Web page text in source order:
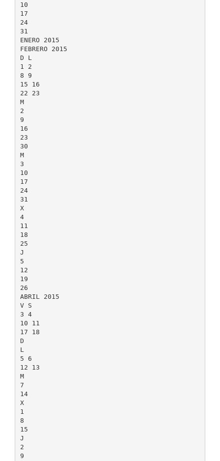
10
17
24
31
ENERO 2015
FEBRERO 2015
D L
1 2
8 9
15 16
22 23
M
2
9
16
23
30
M
3
10
17
24
31
X
4
11
18
25
J
5
12
19
26
ABRIL 2015
V S
3 4
10 11
17 18
D
L
5 6
12 13
M
7
14
X
1
8
15
J
2
9